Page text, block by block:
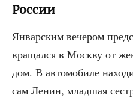
России
Январ­ским вече­ром
вра­щал­ся в Моск­ву от
дом. В авто­мо­би­ле
сам Ленин, млад­шая